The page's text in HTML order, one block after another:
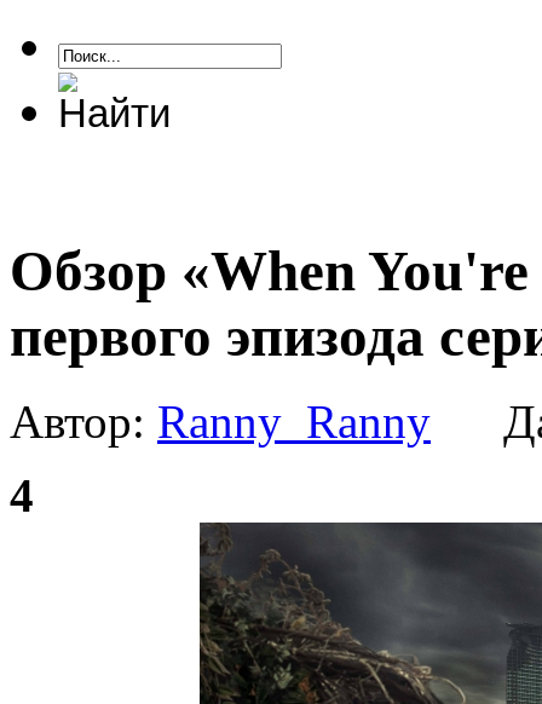
Обзор «When
первого эпизода
Автор: Ranny_Ranny
4